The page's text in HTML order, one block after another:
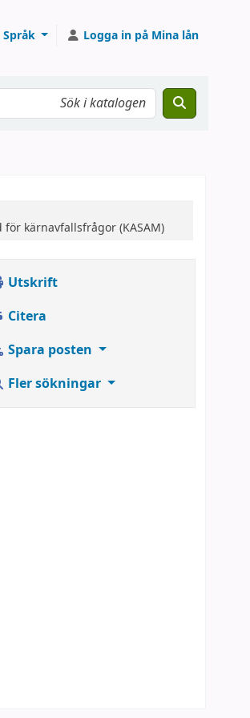
Språk Logga in på Mina lån
kärnavfallsfrågor (KASAM)
Utskrift
Citera
Spara posten
Fler sökningar